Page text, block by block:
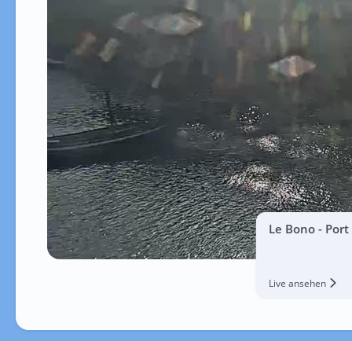
Le Bono -
Live ansehen